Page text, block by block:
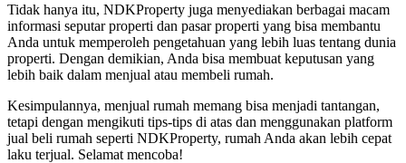
Tidak hanya itu, NDKProperty juga menyediakan berbagai macam
informasi seputar properti dan pasar properti yang bisa membantu
Anda untuk memperoleh pengetahuan yang lebih luas tentang dunia
properti. Dengan demikian, Anda bisa membuat keputusan yang
lebih baik dalam menjual atau membeli rumah.
Kesimpulannya, menjual rumah memang bisa menjadi tantangan,
tetapi dengan mengikuti tips-tips di atas dan menggunakan platform
jual beli rumah seperti NDKProperty, rumah Anda akan lebih cepat
laku terjual. Selamat mencoba!